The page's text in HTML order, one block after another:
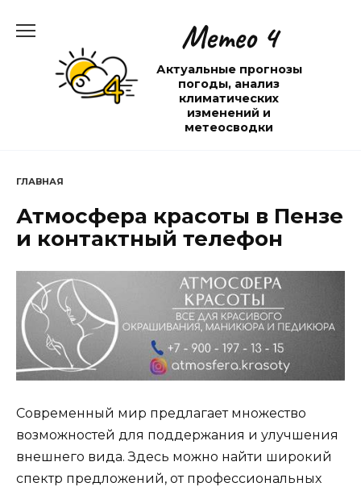
содержанию
Метео 4
Актуальные прогнозы
погоды, анализ
климатических
изменений и
метеосводки
ГЛАВНАЯ
Атмосфера красоты в Пензе
и контактный телефон
Современный мир предлагает множество
возможностей для поддержания и улучшения
внешнего вида. Здесь можно найти широкий
спектр предложений, от профессиональных